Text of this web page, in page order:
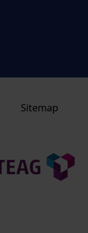
Sitemap